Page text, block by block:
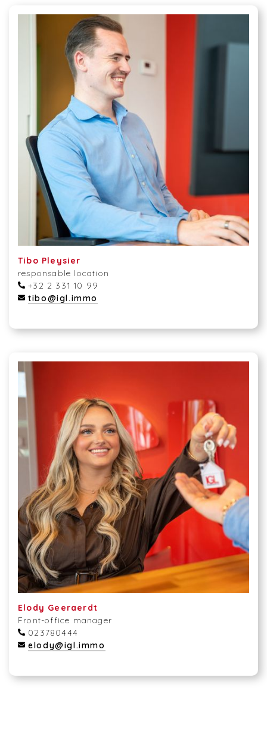
Tibo Pleysier
responsable location
+32 2 331 10 99
tibo@igl.immo
Elody Geeraerdt
Front-office manager
023780444
elody@igl.immo